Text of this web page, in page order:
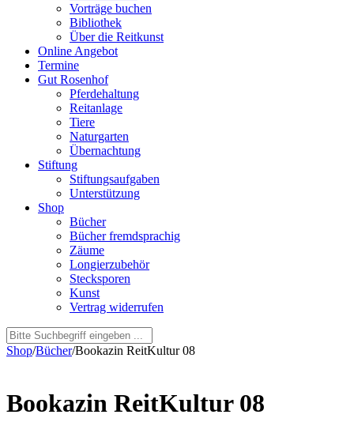
Vorträge buchen
Bibliothek
Über die Reitkunst
Online Angebot
Termine
Gut Rosenhof
Pferdehaltung
Reitanlage
Tiere
Naturgarten
Übernachtung
Stiftung
Stiftungsaufgaben
Unterstützung
Shop
Bücher
Bücher fremdsprachig
Zäume
Longierzubehör
Stecksporen
Kunst
Vertrag widerrufen
Shop/Bücher/Bookazin ReitKultur 08
Bookazin ReitKultur 08